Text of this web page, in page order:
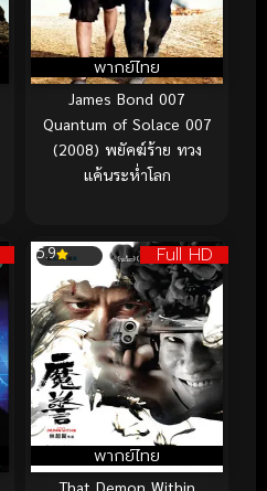
พากย์ไทย
James Bond 007
Quantum of Solace 007
(2008) พยัคฆ์ร้าย ทวง
แค้นระห่ำโลก
Full HD
พากย์ไทย
5.9
That Demon Within